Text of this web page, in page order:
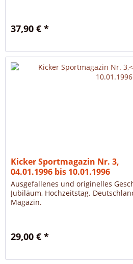
37,90 € *
Kicker Sportmagazin Nr. 3,
04.01.1996 bis 10.01.1996
Ausgefallenes und originelles
Jubiläum, Hochzeitstag.
Magazin.
29,00 € *